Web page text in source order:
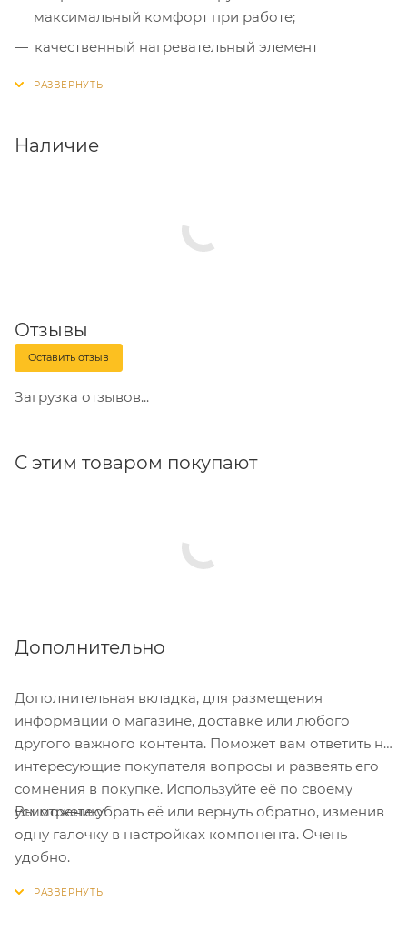
максимальный комфорт при работе;
качественный нагревательный элемент
инструмента и непрерывно контролирует
Наличие
Отзывы
Оставить отзыв
Загрузка отзывов...
С этим товаром покупают
Дополнительно
Дополнительная вкладка, для размещения
информации о магазине, доставке или любого
другого важного контента. Поможет вам ответить на
интересующие покупателя вопросы и развеять его
сомнения в покупке. Используйте её по своему
усмотрению.
Вы можете убрать её или вернуть обратно, изменив
одну галочку в настройках компонента. Очень
удобно.